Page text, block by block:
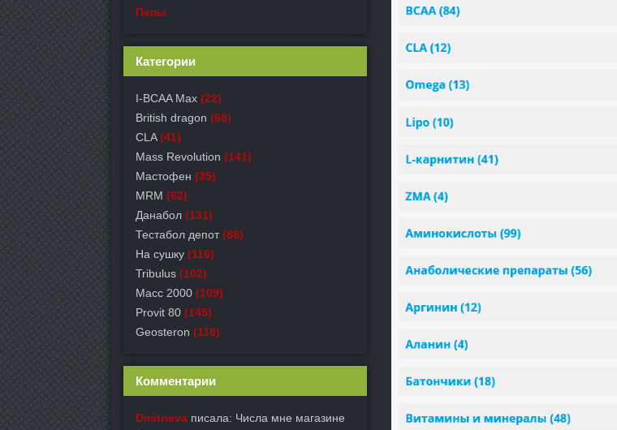
Пепы
Категории
I-BCAA Max (22)
British dragon (68)
CLA (41)
Mass Revolution (141)
Мастофен (35)
MRM (62)
Данабол (131)
Тестабол депот (86)
На сушку (116)
Tribulus (102)
Масс 2000 (109)
Provit 80 (145)
Geosteron (118)
Комментарии
Dmitrieva писала: Числа мне магазине